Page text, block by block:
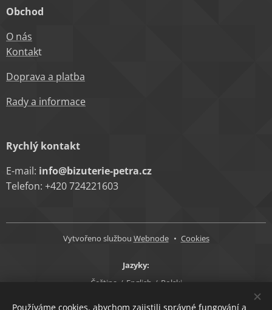
Obchod
O nás
Kontakt
Doprava a platba
Rady a informace
Rychlý kontakt
E-mail: info@bizuterie-petra.cz
Telefon: +420 724221603
Vytvořeno službou Webnode Cookies
Jazyky
Čeština
English Polski
Měna
Používáme cookies, abychom zajistili správné fungování a